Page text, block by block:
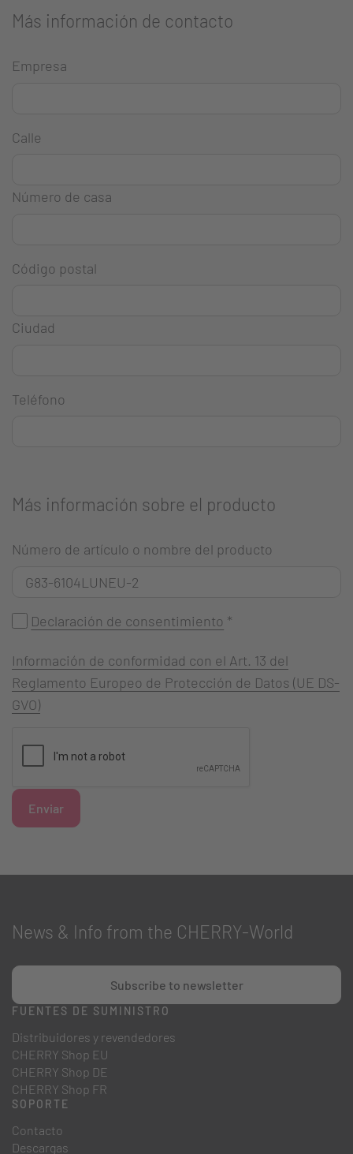
Más información de contacto
Empresa
Calle
Número de casa
Código postal
Ciudad
Teléfono
Más información sobre el producto
Número de artículo o nombre del producto
Declaración de consentimiento *
Información de conformidad con el Art. 13 del
Reglamento Europeo de Protección de Datos (UE DS-
GVO)
Enviar
News & Info from the CHERRY-World
Subscribe to newsletter
FUENTES DE SUMINISTRO
Distribuidores y revendedores
CHERRY Shop EU
CHERRY Shop DE
CHERRY Shop FR
SOPORTE
Contacto
Descargas